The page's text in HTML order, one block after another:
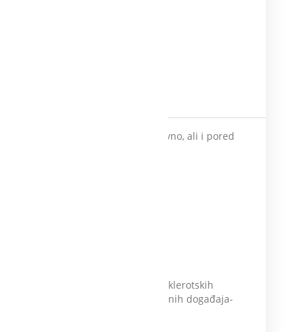
crno vino svakodnevno, ali i pored
sudova. Smanjenjem aterosklerotskih
takozvanih velikih kardiovaskularnih događaja-